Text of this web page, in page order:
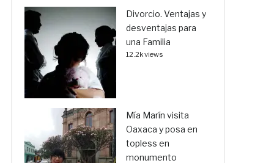
Divorcio. Ventajas y
desventajas para
una Familia
12.2k views
Mía Marín visita
Oaxaca y posa en
topless en
monumento